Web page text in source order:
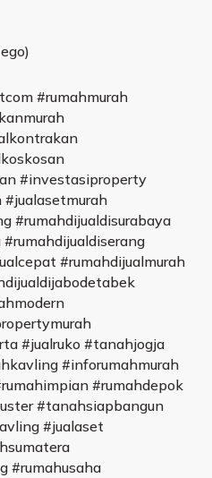
#rumahmurah
#investasiproperty
#jualasetmurah
#rumahdijualdisurabaya
#rumahdijualmurah
#jualruko #tanahjogja
#inforumahmurah
#rumahdepok
#tanahsiapbangun
#jualaset
#rumahusaha